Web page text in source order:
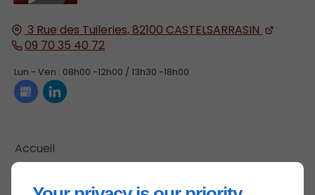
3 Rue des Tuileries,82100 CASTELSARRASIN
09 70 35 40 72
Lun - Ven : 08h00 -12h00 / 13h30 -18h00
Accueil